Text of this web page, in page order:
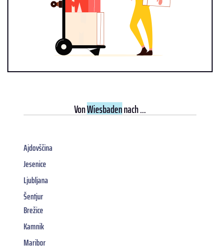
VonWiesbadennach ...
Ajdovščina
Jesenice
Ljubljana
Šentjur
Brežice
Kamnik
Maribor